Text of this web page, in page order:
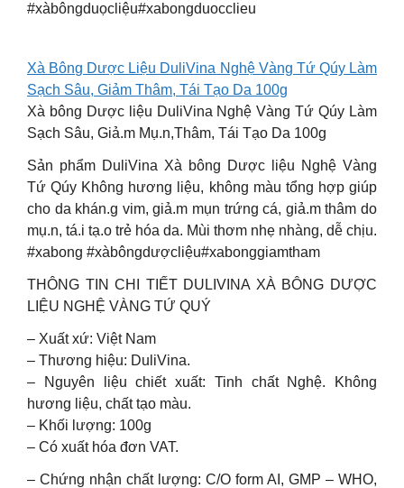
#xàbôngduọcliệu#xabongduocclieu
Xà Bông Dược Liệu DuliVina Nghệ Vàng Tứ Qúy Làm
Sạch Sâu, Giảm Thâm, Tái Tạo Da 100g
Xà bông Dược liệu DuliVina Nghệ Vàng Tứ Qúy Làm
Sạch Sâu, Giả.m Mụ.n,Thâm, Tái Tạo Da 100g
Sản phẩm DuliVina Xà bông Dược liệu Nghệ Vàng
Tứ Qúy Không hương liệu, không màu tổng hợp giúp
cho da khán.g vim, giả.m mụn trứng cá, giả.m thâm do
mụ.n, tá.i tạ.o trẻ hóa da. Mùi thơm nhẹ nhàng, dễ chịu.
#xabong #xàbôngdượcliệu#xabonggiamtham
THÔNG TIN CHI TIẾT DULIVINA XÀ BÔNG DƯỢC
LIỆU NGHỆ VÀNG TỨ QUÝ
– Xuất xứ: Việt Nam
– Thương hiệu: DuliVina.
– Nguyên liệu chiết xuất: Tinh chất Nghệ. Không
hương liệu, chất tạo màu.
– Khối lượng: 100g
– Có xuất hóa đơn VAT.
– Chứng nhận chất lượng: C/O form AI, GMP – WHO,